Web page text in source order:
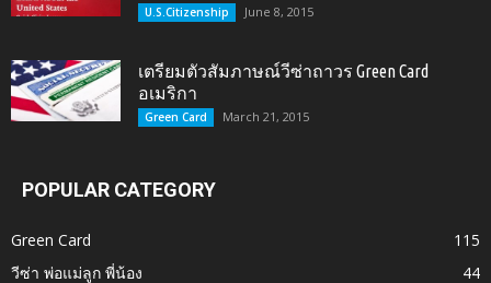
U.S.Citizenship June 8, 2015
เตรียมตัวสัมภาษณ์วีซ่าถาวร Green Card
อเมริกา
Green Card March 21, 2015
POPULAR CATEGORY
Green Card
115
วีซ่า พ่อแม่ลูก พี่น้อง
44